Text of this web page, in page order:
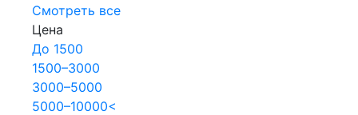
Смотреть все
Цена
До 1500
1500–3000
3000–5000
5000–10000<